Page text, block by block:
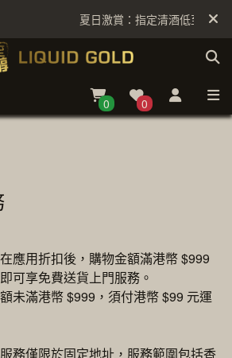
夏日激賞：指定清酒低至6折
0 0
應用折扣後，購物金額滿港幣 $999
可享免費送貨上門服務。
未滿港幣 $999，須付港幣 $99 元運
務僅限於固定地址，服務範圍包括香